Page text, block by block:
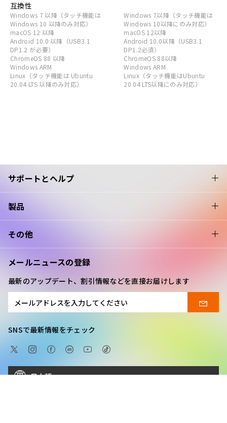
互換性
Windows 7 以降（タッチ機能は
Windows 10 以降のみ対応）
macOS 12 以降
Android 10.0 以降（USB3.1
DP1.2 が必要）
ChromeOS 88 以降
Windows ARM
Linux（タッチ機能は Ubuntu
20.04 LTS 以降のみ対応）
Windows 7以降（タッチ機能は
Windows 10以降にのみ対応）
macOS 12以降
Android 10.0以降（USB3.1
DP1.2必須）
ChromeOS 88以降
Windows ARM
Linux（タッチ機能はUbuntu
20.04 LTS以降にのみ対応）
サポートとヘルプ
製品
その他
メールニュースの登録
最新のアップデート、割引情報などを直接お届けします
SNSで最新情報をチェック
日本語